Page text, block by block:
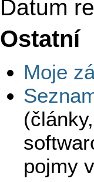
Datum
Ostatní
Moje
pojmy